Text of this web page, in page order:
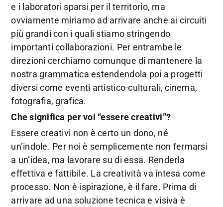
e i laboratori sparsi per il territorio, ma
ovviamente miriamo ad arrivare anche ai circuiti
più grandi con i quali stiamo stringendo
importanti collaborazioni. Per entrambe le
direzioni cerchiamo comunque di mantenere la
nostra grammatica estendendola poi a progetti
diversi come eventi artistico-culturali, cinema,
fotografia, grafica.
Che significa per voi “essere creativi”?
Essere creativi non è certo un dono, né
un’indole. Per noi è semplicemente non fermarsi
a un’idea, ma lavorare su di essa. Renderla
effettiva e fattibile. La creatività va intesa come
processo. Non è ispirazione, è il fare. Prima di
arrivare ad una soluzione tecnica e visiva è